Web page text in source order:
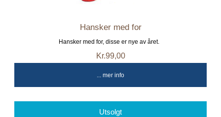
Hansker med for
Hansker med for, disse er nye av året.
Kr.99,00
... mer info
Utsolgt